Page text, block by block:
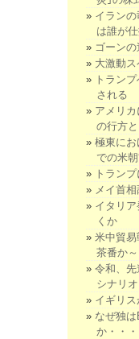
イラン
は誰が
ゴーン
大激動
トラン
される
アメリ
の行方
極東に
での米
トラン
メイ首
イタリ
くか
米中貿
茶番か～
令和、
シナリ
イギリ
なぜ独
か・・